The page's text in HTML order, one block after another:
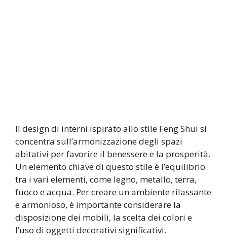
Il design di interni ispirato allo stile Feng Shui si
concentra sull’armonizzazione degli spazi
abitativi per favorire il benessere e la prosperità.
Un elemento chiave di questo stile è l’equilibrio
tra i vari elementi, come legno, metallo, terra,
fuoco e acqua. Per creare un ambiente rilassante
e armonioso, è importante considerare la
disposizione dei mobili, la scelta dei colori e
l’uso di oggetti decorativi significativi.